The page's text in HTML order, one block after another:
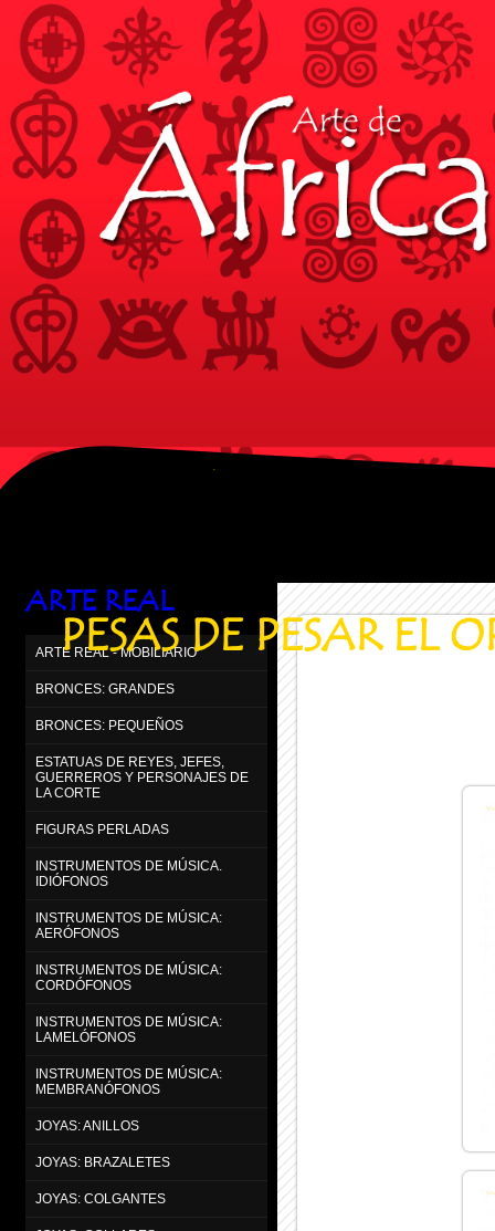
PESAS DE PESAR EL
ARTE REAL
ARTE REAL - MOBILIARIO
BRONCES: GRANDES
BRONCES: PEQUEÑOS
ESTATUAS DE REYES, JEFES,
GUERREROS Y PERSONAJES DE
LA CORTE
FIGURAS PERLADAS
INSTRUMENTOS DE MÚSICA.
IDIÓFONOS
INSTRUMENTOS DE MÚSICA:
AERÓFONOS
INSTRUMENTOS DE MÚSICA:
CORDÓFONOS
INSTRUMENTOS DE MÚSICA:
LAMELÓFONOS
INSTRUMENTOS DE MÚSICA:
MEMBRANÓFONOS
JOYAS: ANILLOS
JOYAS: BRAZALETES
JOYAS: COLGANTES